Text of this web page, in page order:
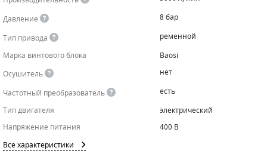
Давление
8 бар
Тип привода
ременной
Марка винтового блока
Baosi
Осушитель
нет
Частотный преобразователь
есть
Тип двигателя
электрический
Напряжение питания
400 В
Все характеристики
РЕЛЕ ДАВЛЕНИЯ ДЛЯ ДЛЯ КОМПРЕССОРОВ
ДАТЧИКИ
РУКАВА ВЫСОКОГО ДАВЛЕНИЯ (РВД)
ЗАПЧАСТИ ДЛЯ ВИНТОВЫХ КОМПРЕССОРОВ